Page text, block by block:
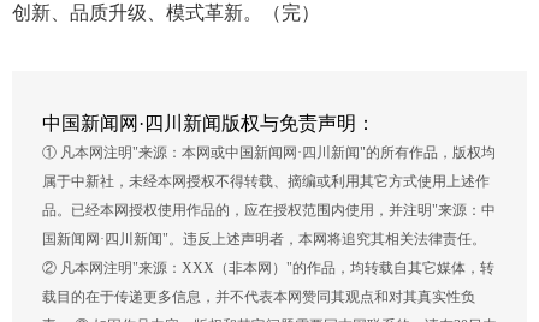
创新、品质升级、模式革新。（完）
中国新闻网·四川新闻版权与免责声明：
① 凡本网注明"来源：本网或中国新闻网·四川新闻"的所有作品，版权均
属于中新社，未经本网授权不得转载、摘编或利用其它方式使用上述作
品。已经本网授权使用作品的，应在授权范围内使用，并注明"来源：中
国新闻网·四川新闻"。违反上述声明者，本网将追究其相关法律责任。
② 凡本网注明"来源：XXX（非本网）"的作品，均转载自其它媒体，转
载目的在于传递更多信息，并不代表本网赞同其观点和对其真实性负